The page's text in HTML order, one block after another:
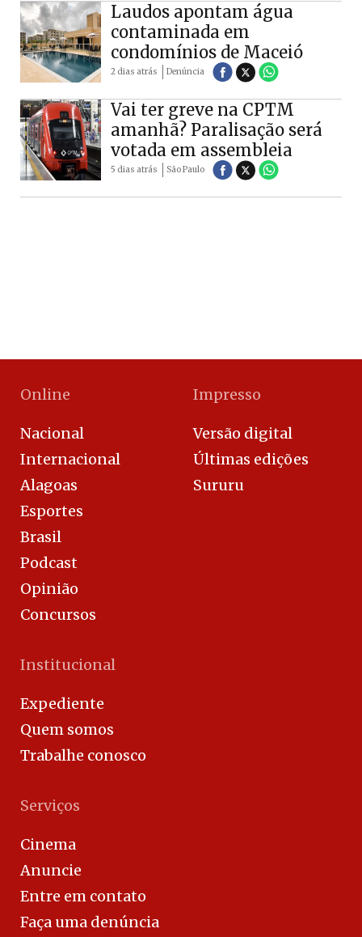
Laudos apontam água
contaminada em
condomínios de Maceió
2 dias atrás Denúncia
Vai ter greve na CPTM
amanhã? Paralisação será
votada em assembleia
5 dias atrás São Paulo
Online
Nacional
Internacional
Alagoas
Esportes
Brasil
Podcast
Opinião
Concursos
Impresso
Versão digital
Últimas edições
Sururu
Institucional
Expediente
Quem somos
Trabalhe conosco
Serviços
Cinema
Anuncie
Entre em contato
Faça uma denúncia